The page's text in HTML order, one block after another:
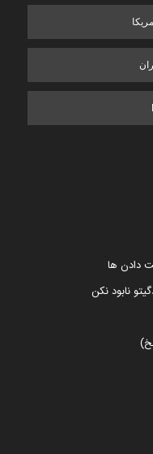
دادن ها
نابود نکن